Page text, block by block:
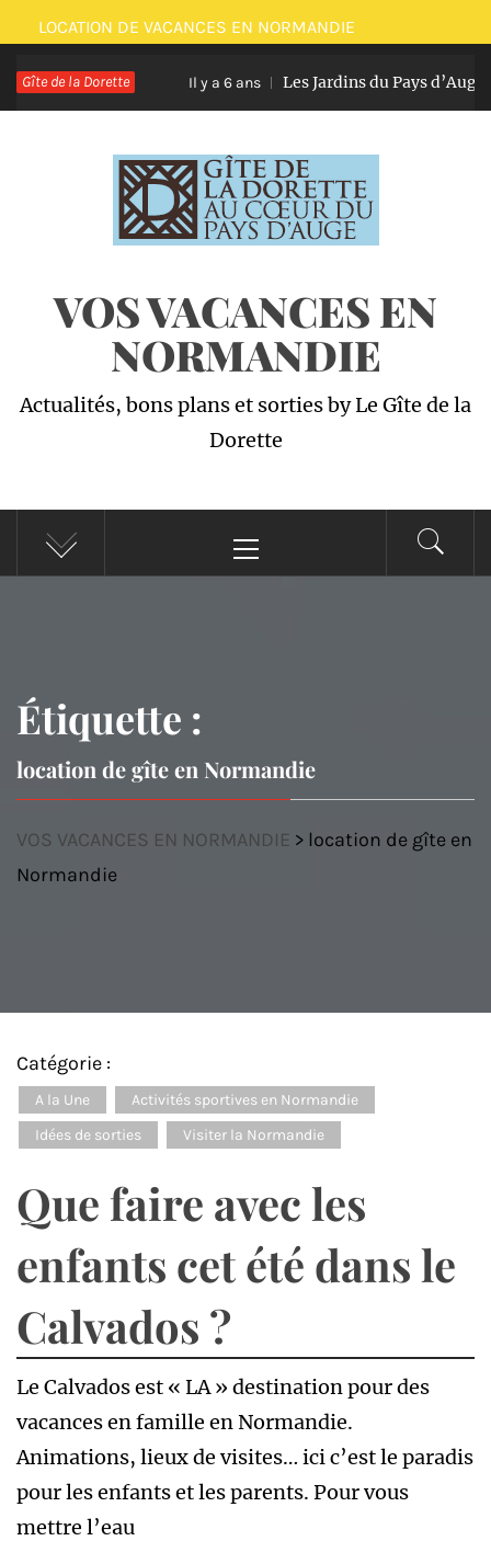
Passer
au
contenu
LOCATION DE VACANCES EN NORMANDIE
Gîte de la Dorette Il y a 6 ans Les Jardins du Pays d’Auge
VOS VACANCES EN
NORMANDIE
Actualités, bons plans et sorties by Le Gîte de la
Dorette
principal
Étiquette :
location de gîte en Normandie
VOS VACANCES EN NORMANDIE > location de gîte en
Normandie
Catégorie :
A la Une
Activités sportives en Normandie
Idées de sorties
Visiter la Normandie
Que faire avec les
enfants cet été dans le
Calvados ?
Le Calvados est « LA » destination pour des
vacances en famille en Normandie.
Animations, lieux de visites… ici c’est le paradis
pour les enfants et les parents. Pour vous
mettre l’eau